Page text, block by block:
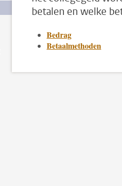
betalen en welke
Bedrag
Betaalmethoden